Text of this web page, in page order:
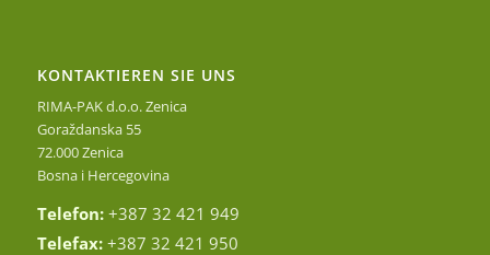
KONTAKTIEREN SIE UNS
RIMA-PAK d.o.o. Zenica
Goraždanska 55
72.000 Zenica
Bosna i Hercegovina
Telefon: +387 32 421 949
Telefax: +387 32 421 950